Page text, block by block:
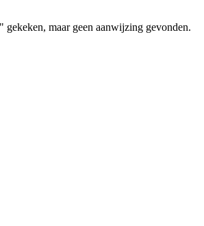
maar geen aanwijzing gevonden.